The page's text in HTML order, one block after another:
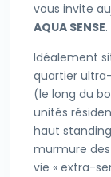
vous invite
AQUA SENSE.
Idéalement
quartier
(le long du
unités
haut
murmure
vie « extra-